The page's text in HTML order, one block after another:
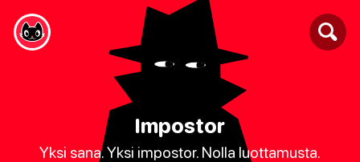
Impostor
Yksi sana. Yksi impostor. Nolla luottamusta.